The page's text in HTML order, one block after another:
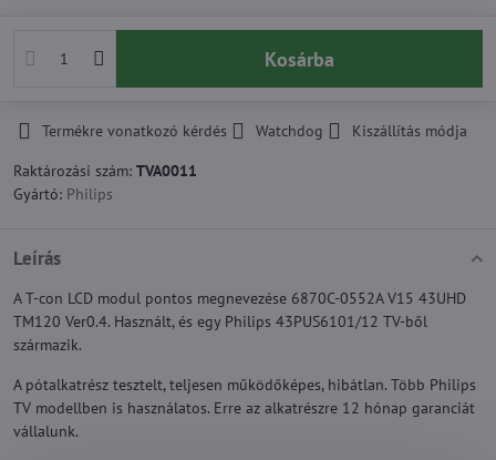
Kosárba
Termékre vonatkozó kérdés Watchdog
Kiszállítás módja
Raktározási szám: TVA0011
Gyártó: Philips
Leírás
A T-con LCD modul pontos megnevezése 6870C-0552A V15 43UHD
TM120 Ver0.4. Használt, és egy Philips 43PUS6101/12 TV-ből
származik.
A pótalkatrész tesztelt, teljesen működőképes, hibátlan. Több Philips
TV modellben is használatos. Erre az alkatrészre 12 hónap garanciát
vállalunk.